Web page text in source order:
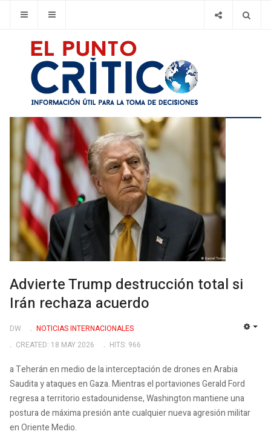
Advierte Trump destrucción total si
Irán rechaza acuerdo
DW
NOTICIAS INTERNACIONALES
CREATED: 18 MAY 2026
HITS: 966
a Teherán en medio de la interceptación de drones en Arabia
Saudita y ataques en Gaza. Mientras el portaviones Gerald Ford
regresa a territorio estadounidense, Washington mantiene una
postura de máxima presión ante cualquier nueva agresión militar
en Oriente Medio.